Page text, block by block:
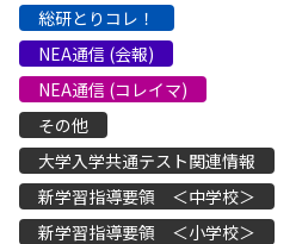
総研とりコレ！
NEA通信 (会報)
NEA通信 (コレイマ)
その他
大学入学共通テスト関連情報
新学習指導要領 ＜中学校＞
新学習指導要領 ＜小学校＞